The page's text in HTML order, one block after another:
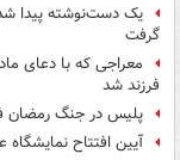
یک دست‌نوشته پیدا
گرفت
معراجی که با دعای
فرزند شد
پلیس در جنگ رمضان
آیین افتتاح